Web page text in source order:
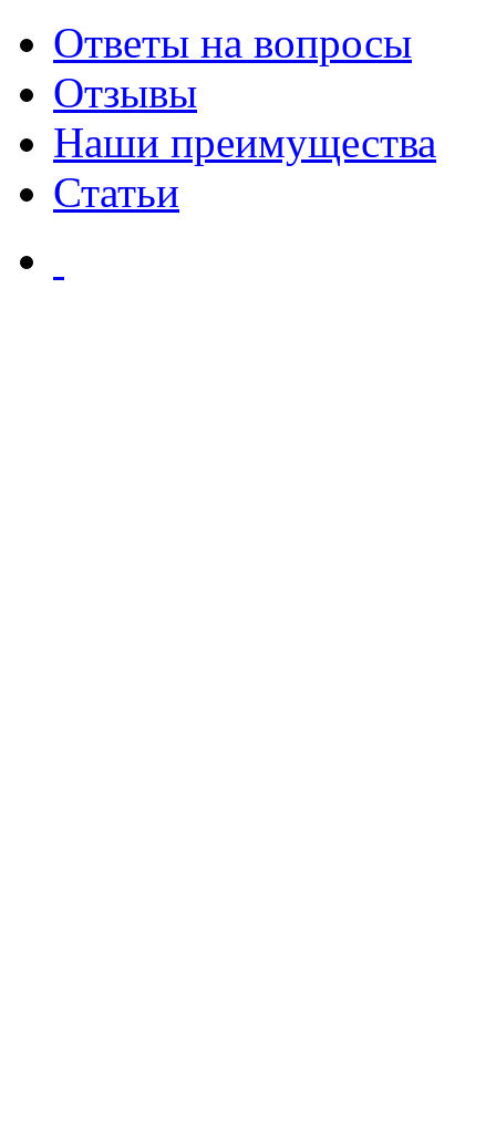
Ответы на вопросы
Отзывы
Наши преимущества
Статьи